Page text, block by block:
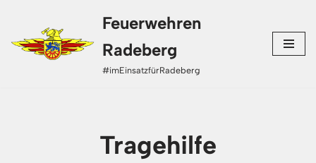
Zum
Inhalt
Feuerwehren
Radeberg
#imEinsatzfürRadeberg
Tragehilfe